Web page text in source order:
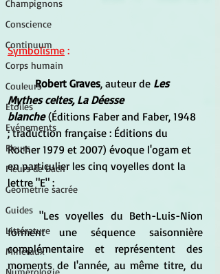
Champignons
Conscience
Continuum
Corps humain
Couleurs
Etoiles
Evénements
Fleurs
Fleurs de Bach
Géométrie sacrée
Guides
Littérature
Minéraux
Numérologie
Symbolisme :
Robert Graves, auteur de Les
Mythes celtes, La Déesse
blanche (Éditions Faber and Faber, 1948
; traduction française : Éditions du
Rocher 1979 et 2007) évoque l'ogam et
en particulier les cinq voyelles dont la
lettre "E" :
	"Les voyelles du Beth-Luis-Nion
forment une séquence saisonnière
complémentaire et représentent des
moments de l'année, au même titre, du